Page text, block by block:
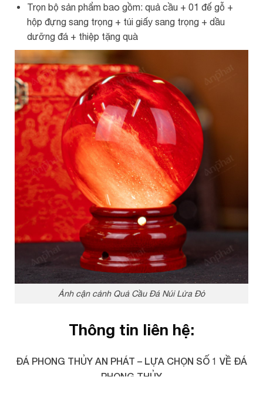
Trọn bộ sản phẩm bao gồm: quả cầu + 01 đế gỗ +
hộp đựng sang trọng + túi giấy sang trọng + dầu
dưỡng đá + thiệp tặng quà
Ảnh cận cảnh Quả Cầu Đá Núi Lửa Đỏ
Thông tin liên hệ:
ĐÁ PHONG THỦY AN PHÁT – LỰA CHỌN SỐ 1 VỀ ĐÁ
PHONG THỦY